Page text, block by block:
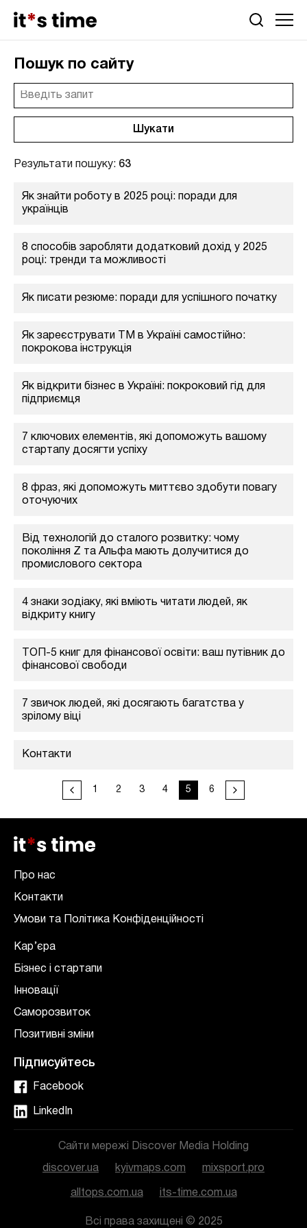
Пошук по сайту
Результати пошуку: 63
Як знайти роботу в 2025 році: поради для
українців
8 способів заробляти додатковий дохід у 2025
році: тренди та можливості
Як писати резюме: поради для успішного початку
Як зареєструвати ТМ в Україні самостійно:
покрокова інструкція
Як відкрити бізнес в Україні: покроковий гід для
підприємця
7 ключових елементів, які допоможуть вашому
стартапу досягти успіху
8 фраз, які допоможуть миттєво здобути повагу
оточуючих
Від технологій до сталого розвитку: чому
покоління Z та Альфа мають долучитися до
промислового сектора
4 знаки зодіаку, які вміють читати людей, як
відкриту книгу
ТОП-5 книг для фінансової освіти: ваш путівник до
фінансової свободи
7 звичок людей, які досягають багатства у
зрілому віці
Контакти
1 2 3 4 5 6
Про нас
Контакти
Умови та Політика Конфіденційності
Кар’єра
Бізнес і стартапи
Інновації
Саморозвиток
Позитивні зміни
Підписуйтесь
Facebook
LinkedIn
Сайти мережі Discover Media Holding
discover.ua kyivmaps.com mixsport.pro
alltops.com.ua its-time.com.ua
Всі права захищені © 2025